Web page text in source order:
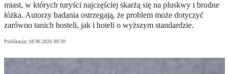
miast, w których turyści najczęściej skarżą się na pluskwy i brudne
łóżka. Autorzy badania ostrzegają, że problem może dotyczyć
zarówno tanich hosteli, jak i hoteli o wyższym standardzie.
Publikacja: 18.06.2026 09:30